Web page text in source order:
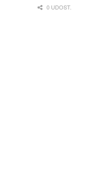
0 UDOST.